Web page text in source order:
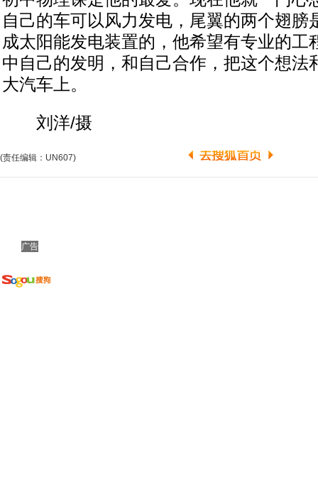
自己的车可以风力发电，尾翼的两个翅膀
成太阳能发电装置的，他希望有专业的工
中自己的发明，和自己合作，把这个想法
大汽车上。
刘洋/摄
(责任编辑：UN607)
广告